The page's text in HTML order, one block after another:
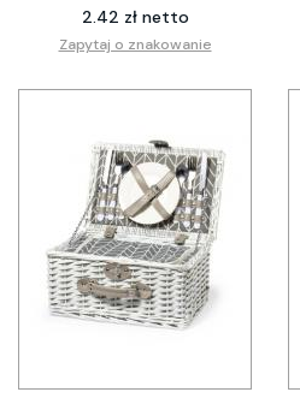
2.42 zł netto
Zapytaj o znakowanie